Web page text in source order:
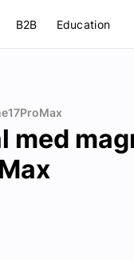
B2B Education
med